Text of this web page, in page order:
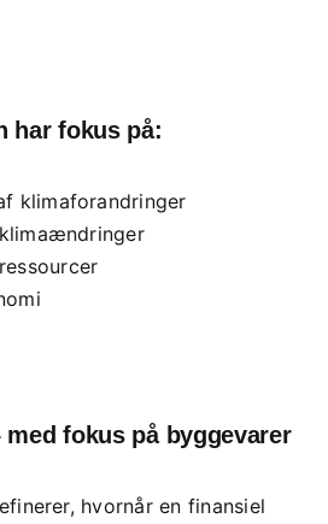
har fokus på:
klimaforandringer
med fokus på byggevarer
hvornår en finansiel